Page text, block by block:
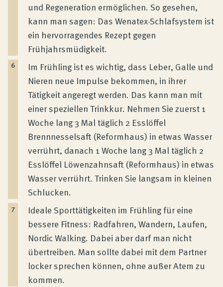
und Regeneration ermöglichen. So gesehen,
kann man sagen: Das Wenatex-Schlafsystem ist
ein hervorragendes Rezept gegen
Frühjahrsmüdigkeit.
Im Frühling ist es wichtig, dass Leber, Galle und
Nieren neue Impulse bekommen, in ihrer
Tätigkeit angeregt werden. Das kann man mit
einer speziellen Trinkkur. Nehmen Sie zuerst 1
Woche lang 3 Mal täglich 2 Esslöffel
Brennnesselsaft (Reformhaus) in etwas Wasser
verrührt, danach 1 Woche lang 3 Mal täglich 2
Esslöffel Löwenzahnsaft (Reformhaus) in etwas
Wasser verrührt. Trinken Sie langsam in kleinen
Schlucken.
Ideale Sporttätigkeiten im Frühling für eine
bessere Fitness: Radfahren, Wandern, Laufen,
Nordic Walking. Dabei aber darf man nicht
übertreiben. Man sollte dabei mit dem Partner
locker sprechen können, ohne außer Atem zu
kommen.